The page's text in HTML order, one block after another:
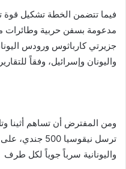
مدعومة بسفن حربية وطائرات
جزيرتي كارباثوس ورودس
واليونان وإسرائيل، وفقاً
ومن المفترض أن تساهم أثينا
ترسل نيقوسيا
واليونانية سرباً جوياً لكل طرف